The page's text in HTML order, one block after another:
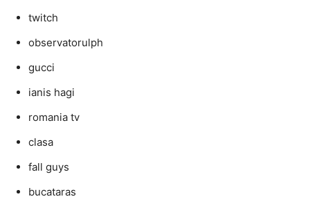
twitch
observatorulph
gucci
ianis hagi
romania tv
clasa
fall guys
bucataras